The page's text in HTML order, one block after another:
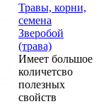
Травы, корни,
семена
Зверобой
(трава)
Имеет большое
количетсво
полезных
свойств